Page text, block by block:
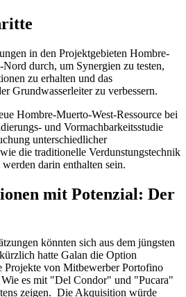
in den Projektgebieten Hombre-
durch, um Synergien zu testen,
zu erhalten und das
Grundwasserleiter zu verbessern.
Hombre-Muerto-West-Ressource bei
und Vormachbarkeitsstudie
unterschiedlicher
die traditionelle Verdunstungstechnik
darin enthalten sein.
mit Potenzial: Der
könnten sich aus dem jüngsten
hatte Galan die Option
Projekte von Mitbewerber Portofino
Wie es mit "Del Condor" und "Pucara"
zeigen. Die Akquisition würde